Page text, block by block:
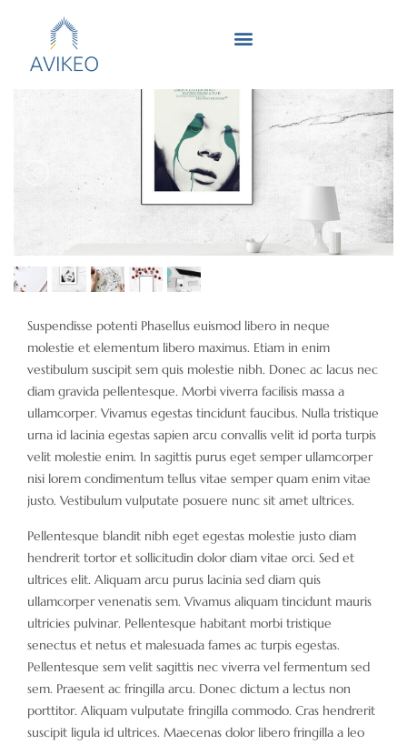
Suspendisse potenti Phasellus euismod libero in neque
molestie et elementum libero maximus. Etiam in enim
vestibulum suscipit sem quis molestie nibh. Donec ac lacus nec
diam gravida pellentesque. Morbi viverra facilisis massa a
ullamcorper. Vivamus egestas tincidunt faucibus. Nulla tristique
urna id lacinia egestas sapien arcu convallis velit id porta turpis
velit molestie enim. In sagittis purus eget semper ullamcorper
nisi lorem condimentum tellus vitae semper quam enim vitae
justo. Vestibulum vulputate posuere nunc sit amet ultrices.
Pellentesque blandit nibh eget egestas molestie justo diam
hendrerit tortor et sollicitudin dolor diam vitae orci. Sed et
ultrices elit. Aliquam arcu purus lacinia sed diam quis
ullamcorper venenatis sem. Vivamus aliquam tincidunt mauris
ultricies pulvinar. Pellentesque habitant morbi tristique
senectus et netus et malesuada fames ac turpis egestas.
Pellentesque sem velit sagittis nec viverra vel fermentum sed
sem. Praesent ac fringilla arcu. Donec dictum a lectus non
porttitor. Aliquam vulputate fringilla commodo. Cras hendrerit
suscipit ligula id ultrices. Maecenas dolor libero fringilla a leo